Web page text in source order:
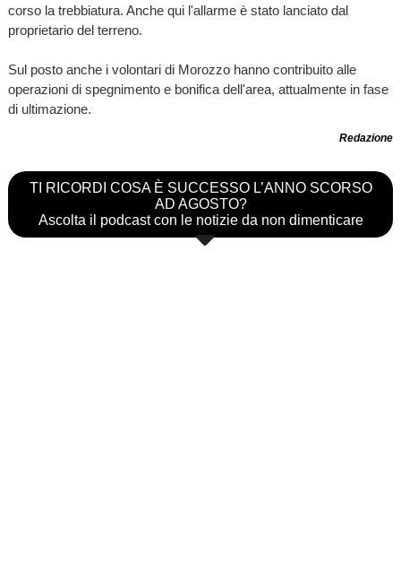
corso la trebbiatura. Anche qui l'allarme è stato lanciato dal
proprietario del terreno.
Sul posto anche i volontari di Morozzo hanno contribuito alle
operazioni di spegnimento e bonifica dell'area, attualmente in fase
di ultimazione.
Redazione
TI RICORDI COSA È SUCCESSO L’ANNO SCORSO
AD AGOSTO?
Ascolta il podcast con le notizie da non dimenticare